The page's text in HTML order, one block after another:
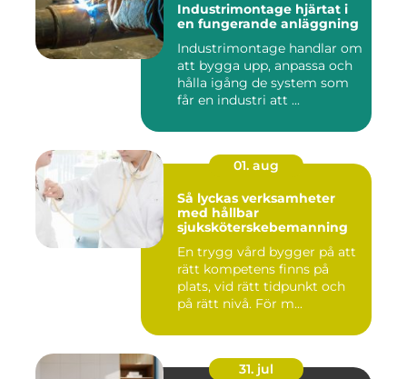
Industrimontage hjärtat i
en fungerande anläggning
Industrimontage handlar om
att bygga upp, anpassa och
hålla igång de system som
får en industri att ...
01. aug
Så lyckas verksamheter
med hållbar
sjuksköterskebemanning
En trygg vård bygger på att
rätt kompetens finns på
plats, vid rätt tidpunkt och
på rätt nivå. För m...
31. jul